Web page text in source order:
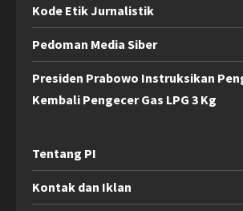
Kode Etik Jurnalistik
Pedoman Media Siber
Presiden Prabowo Instruksikan
Kembali Pengecer Gas LPG 3 Kg
Tentang PI
Kontak dan Iklan